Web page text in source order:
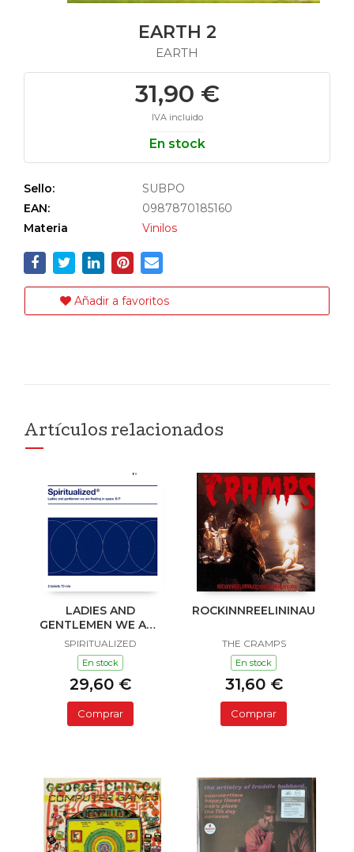
EARTH 2
EARTH
31,90 €
IVA incluido
En stock
Sello:
SUBPO
EAN:
0987870185160
Materia
Vinilos
Añadir a favoritos
Artículos relacionados
LADIES AND
GENTLEMEN WE ARE
FLOATING IN SPACE
SPIRITUALIZED
En stock
29,60 €
Comprar
THE CRAMPS
En stock
31,60 €
Comprar